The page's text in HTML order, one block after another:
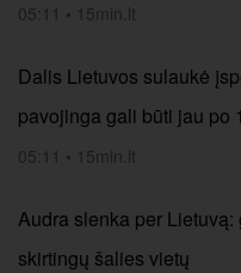
05:11 • 15min.lt
Dalis Lietuvos sulaukė
pavojinga gali būti jau po
05:11 • 15min.lt
Audra slenka per
skirtingų šalies vietų